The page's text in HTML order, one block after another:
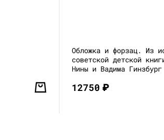
Обложка и форзац. Из
советской детской
Нины и Вадима Гинзбург
12750₽